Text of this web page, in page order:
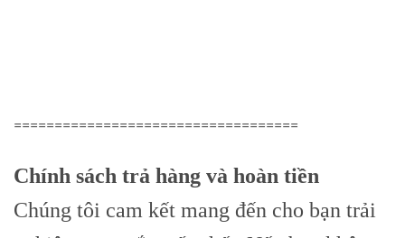
===================================
Chính sách trả hàng và hoàn tiền
Chúng tôi cam kết mang đến cho bạn trải